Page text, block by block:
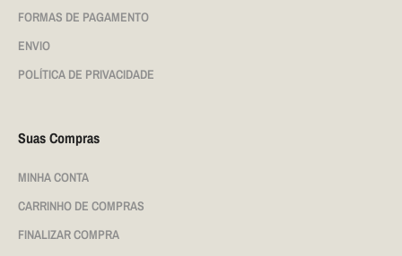
FORMAS DE PAGAMENTO
ENVIO
POLÍTICA DE PRIVACIDADE
Suas Compras
MINHA CONTA
CARRINHO DE COMPRAS
FINALIZAR COMPRA